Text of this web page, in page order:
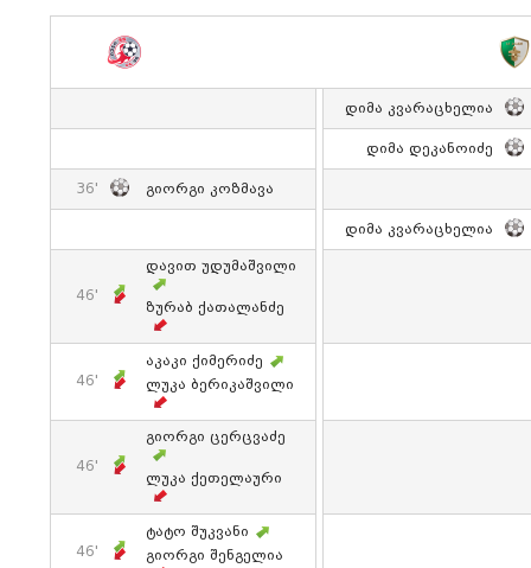
Დიმა Კვარაცხელია
Დიმა Დეკანოიძე
36' Გიორგი Კოზმავა
Დიმა Კვარაცხელია
46'
Დავით Უდუმაშვილი
Ზურაბ Ქათალანძე
46'
Აკაკი Ქიმერიძე
Ლუკა Ბერიკაშვილი
46'
Გიორგი Ცერცვაძე
Ლუკა Ქეთელაური
46'
Ტატო Შუკვანი
Გიორგი Შენგელია